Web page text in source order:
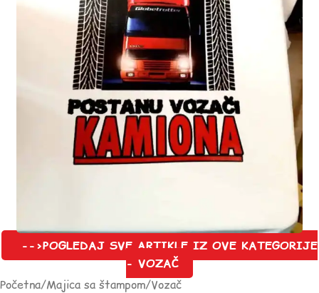
-->POGLEDAJ SVE ARTIKLE IZ OVE KATEGORIJE
- VOZAČ
Početna/Majica sa štampom/Vozač